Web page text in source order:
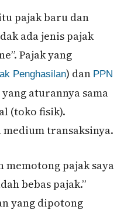
pajak baru dan
ada jenis pajak
Pajak yang
Penghasilan) dan PPN
aturannya sama
(toko fisik).
medium transaksinya.
memotong pajak saya
bebas pajak.”
yang dipotong